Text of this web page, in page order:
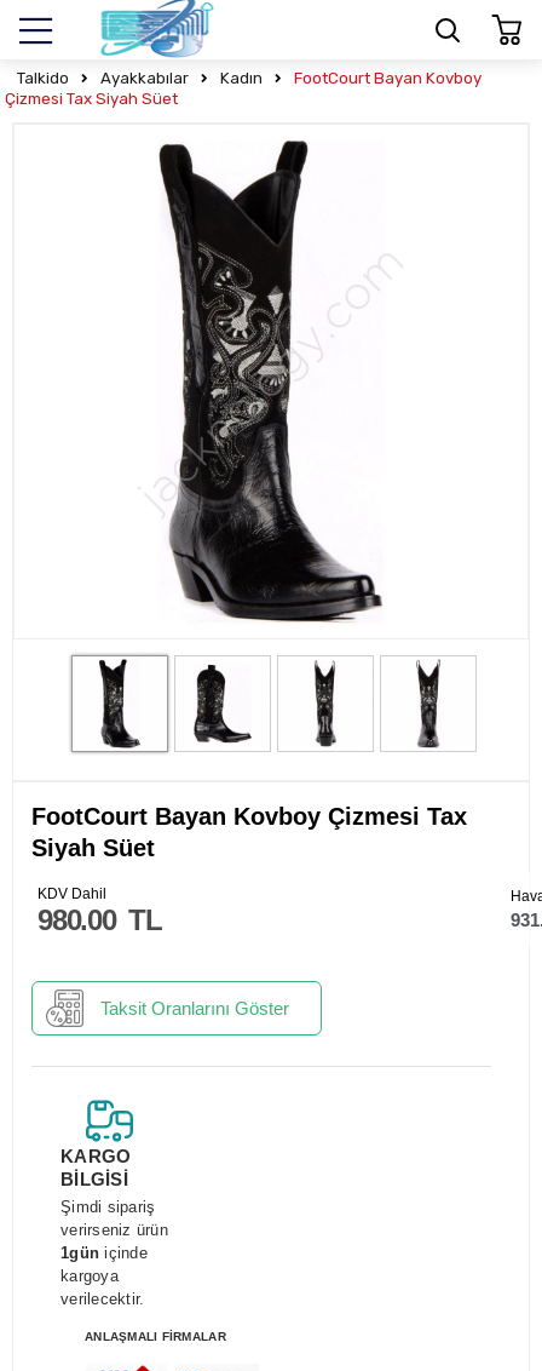
Talkido Ayakkabılar Kadın
FootCourt Bayan Kovboy
Çizmesi Tax Siyah Süet
FootCourt Bayan Kovboy Çizmesi Tax
Siyah Süet
980.00 TL
KDV Dahil
Taksit Oranlarını Göster
KARGO
BİLGİSİ
Şimdi sipariş
verirseniz ürün
1gün içinde
kargoya
verilecektir.
ANLAŞMALI FİRMALAR